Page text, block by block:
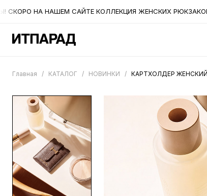
НА НАШЕМ САЙТЕ КОЛЛЕКЦИЯ ЖЕНСКИХ РЮКЗАКОВ
Главная / КАТАЛОГ / НОВИНКИ / КАРТХОЛДЕР